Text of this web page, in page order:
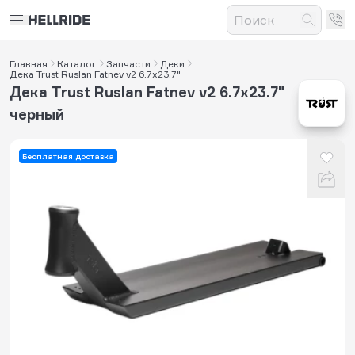
Главная Каталог Запчасти
Деки
Дека Trust Ruslan Fatnev v2 6.7x23.7"
Бесплатная доставка
Дека Trust Ruslan Fatnev v2 6.7x23.7"
черный